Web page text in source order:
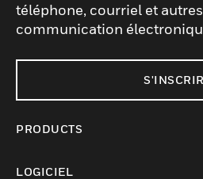
téléphone, courriel et
communication
PRODUCTS
LOGICIEL